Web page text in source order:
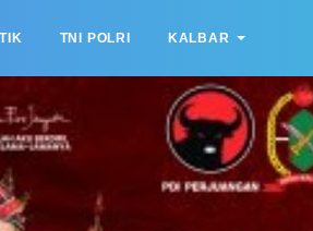
TNI POLRI KALBAR